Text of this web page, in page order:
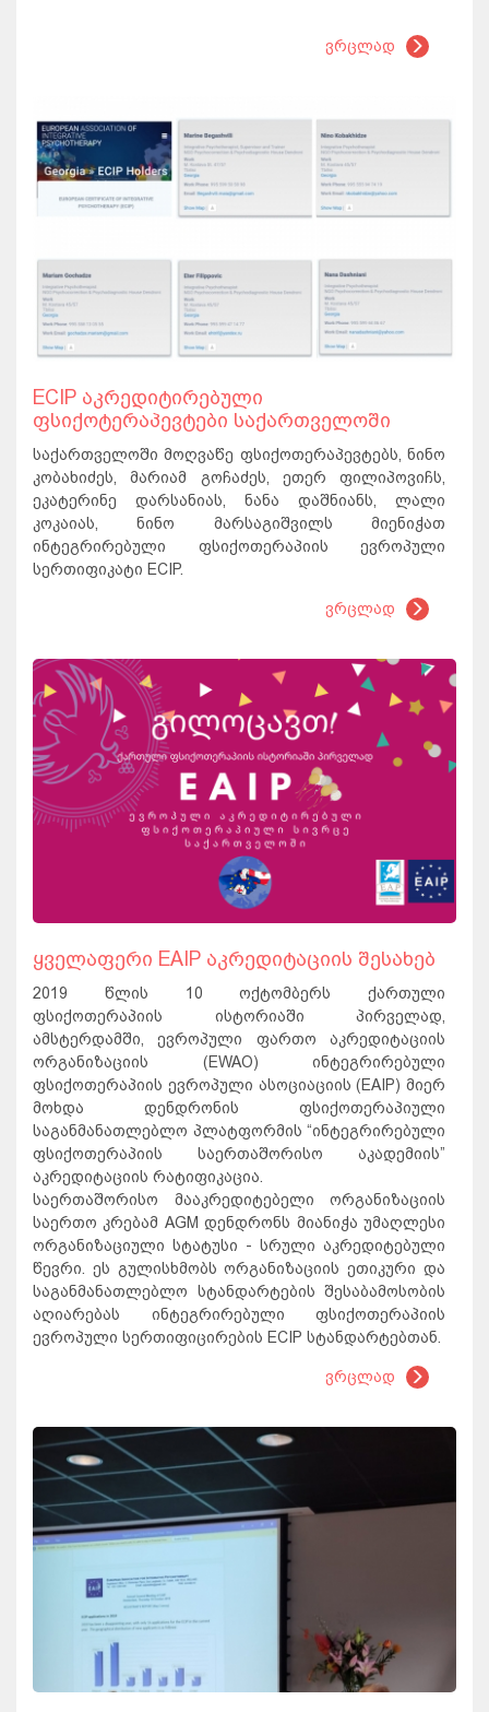
ვრცლად
ECIP აკრედიტირებული
ფსიქოტერაპევტები საქართველოში
საქართველოში მოღვაწე ფსიქოთერაპევტებს, ნინო
კობახიძეს, მარიამ გოჩაძეს, ეთერ ფილიპოვიჩს,
ეკატერინე დარსანიას, ნანა დაშნიანს, ლალი
კოკაიას, ნინო მარსაგიშვილს მიენიჭათ
ინტეგრირებული ფსიქოთერაპიის ევროპული
სერთიფიკატი ECIP.
ვრცლად
ყველაფერი EAIP აკრედიტაციის შესახებ
2019 წლის 10 ოქტომბერს ქართული
ფსიქოთერაპიის ისტორიაში პირველად,
ამსტერდამში, ევროპული ფართო აკრედიტაციის
ორგანიზაციის (EWAO) ინტეგრირებული
ფსიქოთერაპიის ევროპული ასოციაციის (EAIP) მიერ
მოხდა დენდრონის ფსიქოთერაპიული
საგანმანათლებლო პლატფორმის “ინტეგრირებული
ფსიქოთერაპიის საერთაშორისო აკადემიის”
აკრედიტაციის რატიფიკაცია.
საერთაშორისო მააკრედიტებელი ორგანიზაციის
საერთო კრებამ AGM დენდრონს მიანიჭა უმაღლესი
ორგანიზაციული სტატუსი - სრული აკრედიტებული
წევრი. ეს გულისხმობს ორგანიზაციის ეთიკური და
საგანმანათლებლო სტანდარტების შესაბამოსობის
აღიარებას ინტეგრირებული ფსიქოთერაპიის
ევროპული სერთიფიცირების ECIP სტანდარტებთან.
ვრცლად